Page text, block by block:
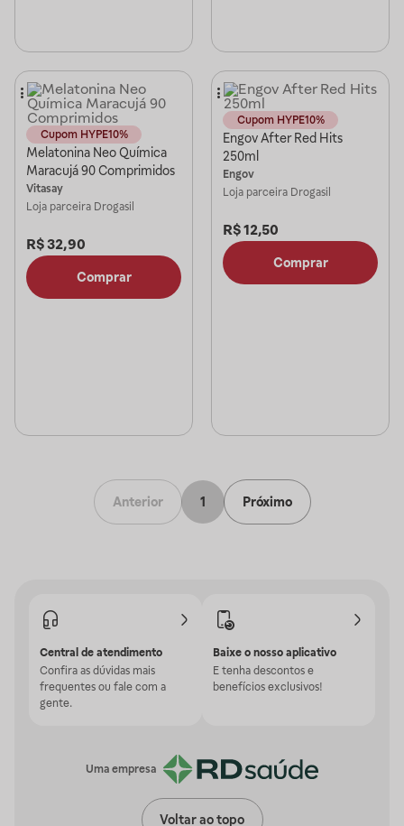
Cupom HYPE10%
Melatonina Neo Química
Maracujá 90 Comprimidos
Vitasay
Loja parceira Drogasil
R$32,90
Comprar
Cupom HYPE10%
Engov After Red Hits
250ml
Engov
Loja parceira Drogasil
R$12,50
Comprar
Anterior 1 Próximo
Central de atendimento
Confira as dúvidas mais
frequentes ou fale com a
gente.
Baixe o nosso aplicativo
E tenha descontos e
benefícios exclusivos!
Uma empresa
Voltar ao topo